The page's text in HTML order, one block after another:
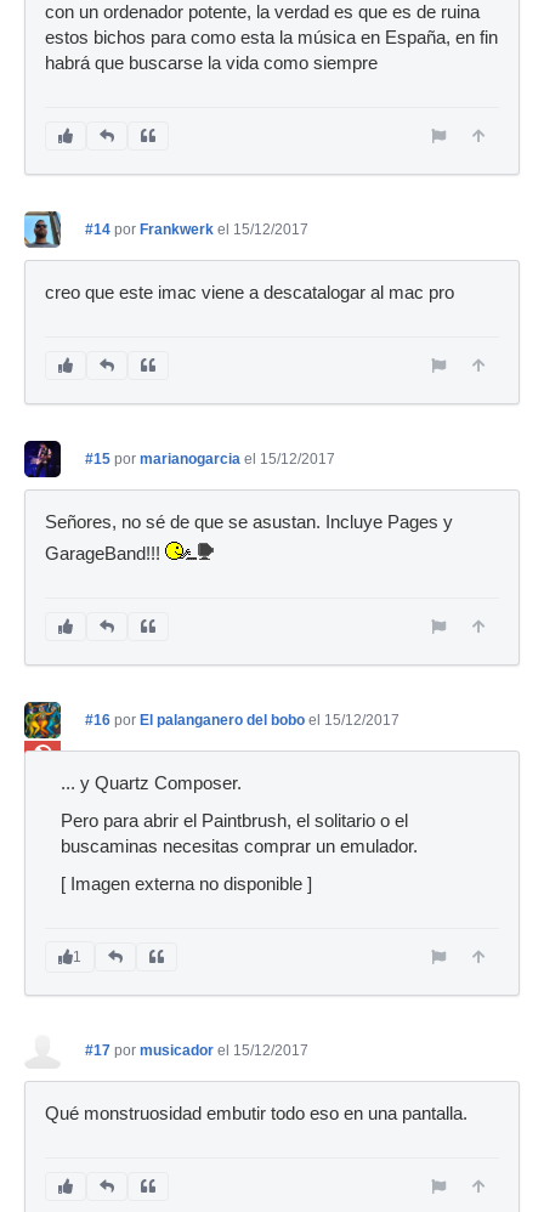
con un ordenador potente, la verdad es que es de ruina
estos bichos para como esta la música en España, en fin
habrá que buscarse la vida como siempre
#14 por Frankwerk el 15/12/2017
creo que este imac viene a descatalogar al mac pro
#15 por marianogarcia el 15/12/2017
Señores, no sé de que se asustan. Incluye Pages y
GarageBand!!!
#16 por El palanganero del bobo el 15/12/2017
... y Quartz Composer.
Pero para abrir el Paintbrush, el solitario o el
buscaminas necesitas comprar un emulador.
[ Imagen externa no disponible ]
1
#17 por musicador el 15/12/2017
Qué monstruosidad embutir todo eso en una pantalla.